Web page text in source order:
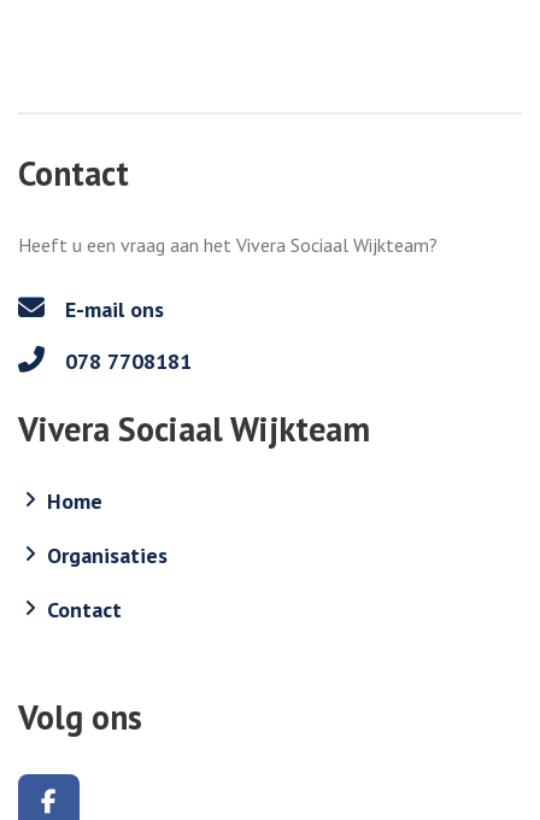
Contact
Heeft u een vraag aan het Vivera Sociaal Wijkteam?
E-mail ons
078 7708181
Vivera Sociaal Wijkteam
Home
Organisaties
Contact
Volg ons